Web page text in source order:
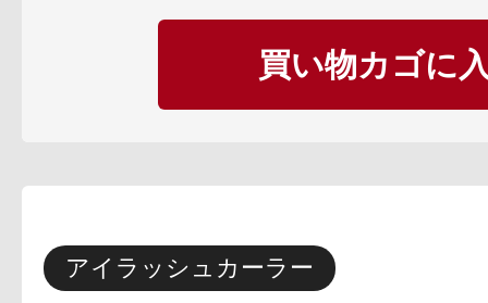
よくあるご質問買い物カゴに
アイラッシュカーラー